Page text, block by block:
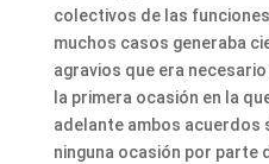
colectivos de las
muchos casos generaba
agravios que era
la primera ocasión en la
adelante ambos acuerdos
ninguna ocasión por parte